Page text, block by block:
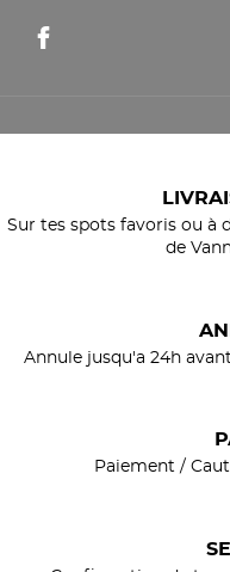
Sur tes spots favoris ou à
de
Annule jusqu'a 24h
Paiement /